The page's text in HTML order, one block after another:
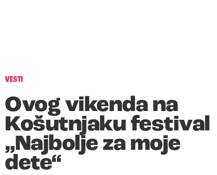
VESTI
Ovog vikenda na
Košutnjaku festival
„Najbolje za moje
dete“